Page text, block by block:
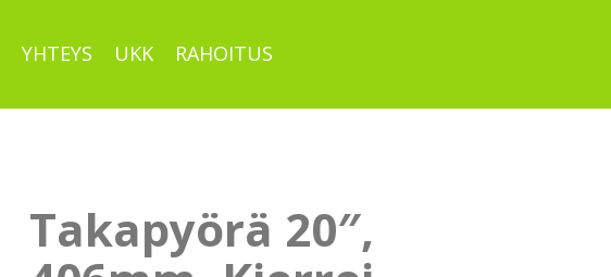
YHTEYS UKK RAHOITUS
Takapyörä 20″,